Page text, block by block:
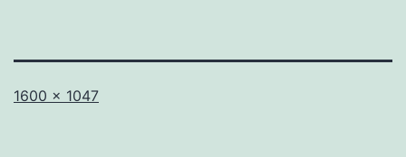
Volledige
1600 × 1047